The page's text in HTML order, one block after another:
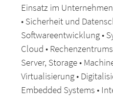
Einsatz im
• Sicherheit und
Softwareentwicklung •
Cloud •
Server, Storage •
Virtualisierung •
Embedded Systems •